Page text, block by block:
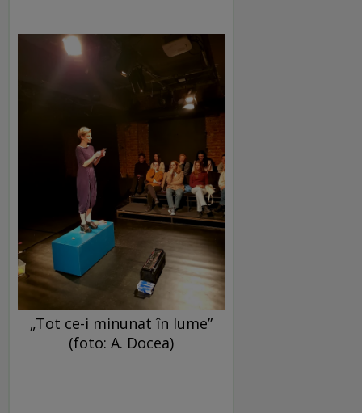
„Tot ce-i minunat în lume”
(foto: A. Docea)